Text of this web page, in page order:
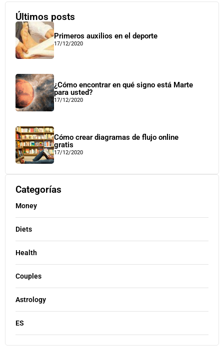
Últimos posts
Primeros auxilios en el deporte
17/12/2020
¿Cómo encontrar en qué signo está Marte
para usted?
17/12/2020
Cómo crear diagramas de flujo online
gratis
17/12/2020
Categorías
Money
Diets
Health
Couples
Astrology
ES